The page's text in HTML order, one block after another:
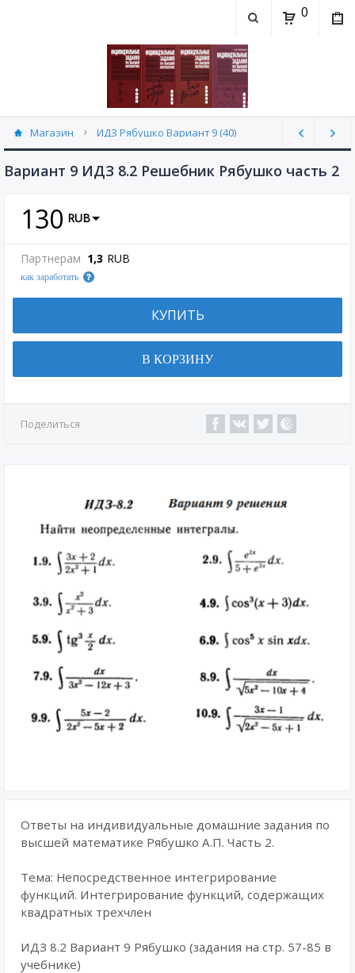
0
Магазин ИДЗ Рябушко Вариант 9 (40)
Вариант 9 ИДЗ 8.2 Решебник Рябушко часть 2
130 RUB
Партнерам 1,3 RUB
как заработать
КУПИТЬ
В КОРЗИНУ
Поделиться
Ответы на индивидуальные домашние задания по
высшей математике Рябушко А.П. Часть 2.
Тема: Непосредственное интегрирование
функций. Интегрирование функций, содержащих
квадратных трехчлен
ИДЗ 8.2 Вариант 9 Рябушко (задания на стр. 57-85 в
учебнике)